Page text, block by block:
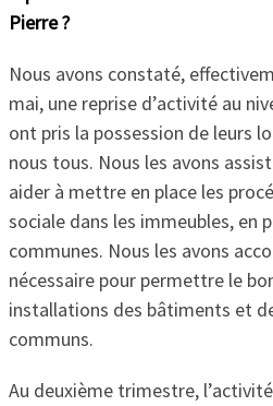
Pierre ?
Nous avons constaté,
mai, une reprise d’activité au
ont pris la possession de leurs
nous tous. Nous les avons
aider à mettre en place les
sociale dans les immeubles, en
communes. Nous les avons
nécessaire pour permettre le
installations des bâtiments et
communs.
Au deuxième trimestre,